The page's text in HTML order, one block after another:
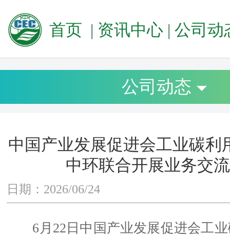
首页 | 资讯中心 | 公司动
公司动态
中国产业发展促进会工业碳利
中环联合开展业务交
日期：2026/06/24
6月22日中国产业发展促进会工业